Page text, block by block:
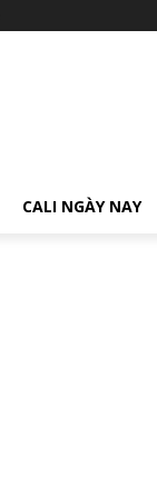
CALI NGÀY NAY